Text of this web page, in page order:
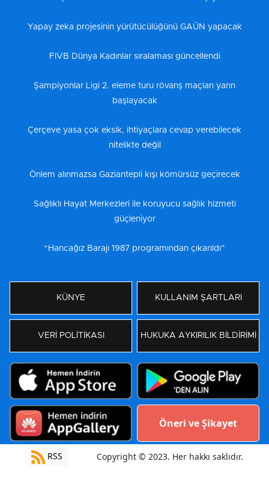
Yapay zeka projesinin yürütücülüğünü GAÜN yapacak
FIVB Dünya Kadınlar sıralaması güncellendi
Şampiyonlar Ligi 2. eleme turu rövanş maçları yarın
başlayacak
Çerçeve yasa çok eksik, ihtiyaçlara cevap verebilecek
nitelikte değil
Önlem alınmazsa Gaziantepli kışı kömürsüz geçirecek
Sağlıklı Hayat Merkezleri ile koruyucu sağlık hizmeti
güçleniyor
“Hancağız Barajı 1987 programından çıkarıldı”
KÜNYE KULLANIM ŞARTLARI
VERİ POLİTİKASI HUKUKA AYKIRILIK BİLDİRİMİ
Öneri ve Şikayet
RSS Copyright © 2023. Her hakkı saklıdır.